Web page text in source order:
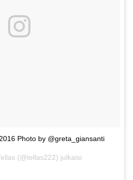
Photo by @greta_giansanti
(@tellas222) julkaisi